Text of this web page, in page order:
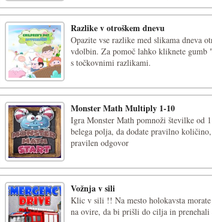
Razlike v otroškem dnevu
Opazite vse razlike med slikama dneva
vdolbin. Za pomoč lahko kliknete
s točkovnimi razlikami.
Monster Math Multiply 1-10
Igra Monster Math pomnoži številke od
belega polja, da dodate pravilno
pravilen odgovor
Vožnja v sili
Klic v sili !! Na mesto holokavsta
na ovire, da bi prišli do cilja in